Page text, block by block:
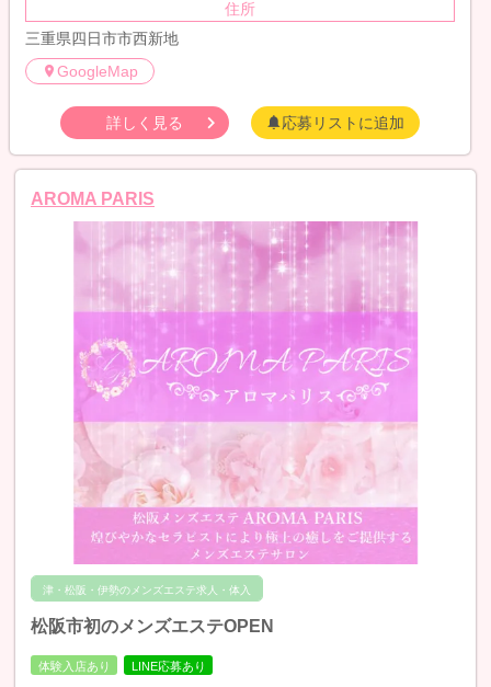
住所
三重県四日市市西新地
GoogleMap
詳しく見る 応募リストに追加
AROMA PARIS
津・松阪・伊勢のメンズエステ求人・体入
松阪市初のメンズエステOPEN
体験入店あり LINE応募あり